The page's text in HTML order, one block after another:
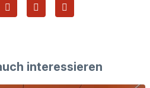
interessieren